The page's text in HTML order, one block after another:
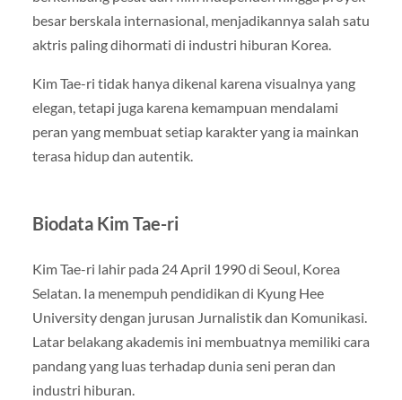
besar berskala internasional, menjadikannya salah satu
aktris paling dihormati di industri hiburan Korea.
Kim Tae-ri tidak hanya dikenal karena visualnya yang
elegan, tetapi juga karena kemampuan mendalami
peran yang membuat setiap karakter yang ia mainkan
terasa hidup dan autentik.
Biodata Kim Tae-ri
Kim Tae-ri lahir pada 24 April 1990 di Seoul, Korea
Selatan. Ia menempuh pendidikan di Kyung Hee
University dengan jurusan Jurnalistik dan Komunikasi.
Latar belakang akademis ini membuatnya memiliki cara
pandang yang luas terhadap dunia seni peran dan
industri hiburan.